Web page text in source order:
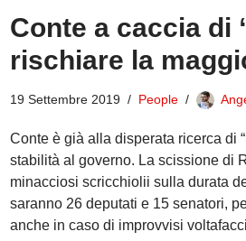
Conte a caccia di
rischiare la
19 Settembre 2019 People
Conte è già alla disperata ricerca di
stabilità al governo. La scissione di
minacciosi scricchiolii sulla durata
saranno 26 deputati e 15 senatori,
anche in caso di improvvisi